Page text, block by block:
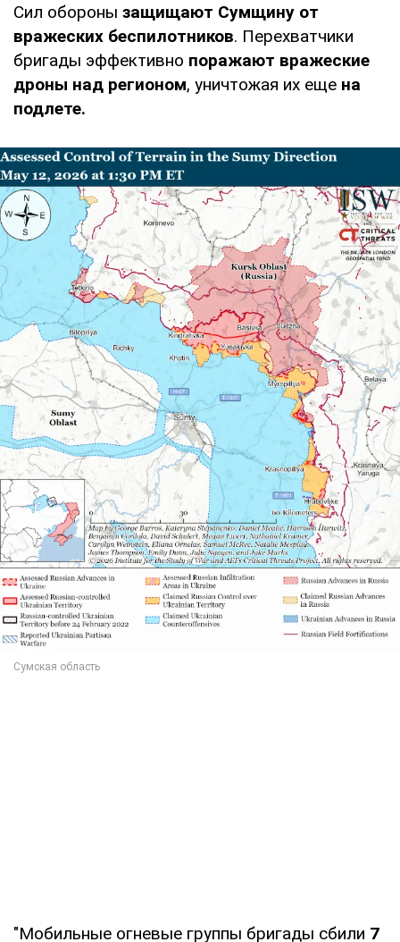
Сил обороны защищают Сумщину от
вражеских беспилотников. Перехватчики
бригады эффективно поражают вражеские
дроны над регионом, уничтожая их еще на
подлете.
"Мобильные огневые группы бригады сбили 7